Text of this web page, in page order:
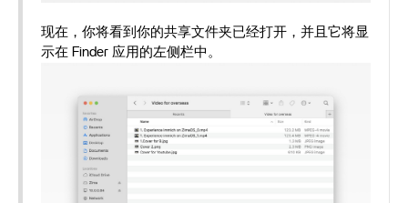
现在，你将看到你的共享文件夹已经打开，并且它将显
示在 Finder 应用的左侧栏中。